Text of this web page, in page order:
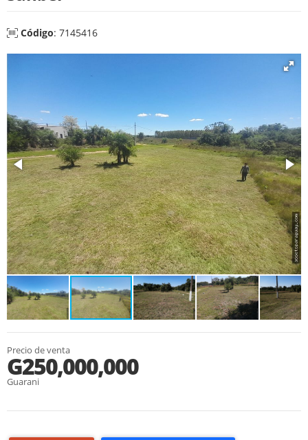
Código: 7145416
Precio de venta
G250,000,000
Guarani